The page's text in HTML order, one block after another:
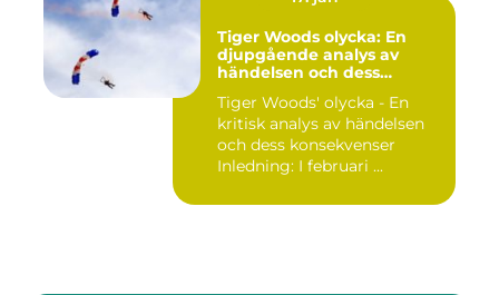
Tiger Woods olycka: En
djupgående analys av
händelsen och dess
Tiger Woods' olycka - En
kritisk analys av händelsen
och dess konsekvenser
Inledning: I februari ...